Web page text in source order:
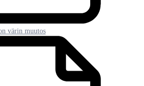
värin muutos